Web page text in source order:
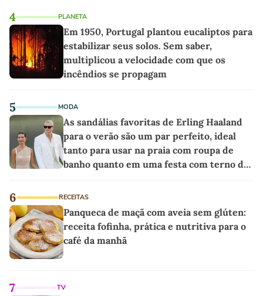
4 PLANETA
Em 1950, Portugal plantou eucaliptos para
estabilizar seus solos. Sem saber,
multiplicou a velocidade com que os
incêndios se propagam
5 MODA
As sandálias favoritas de Erling Haaland
para o verão são um par perfeito, ideal
tanto para usar na praia com roupa de
banho quanto em uma festa com terno de
6 RECEITAS
Panqueca de maçã com aveia sem glúten:
receita fofinha, prática e nutritiva para o
café da manhã
7 TV